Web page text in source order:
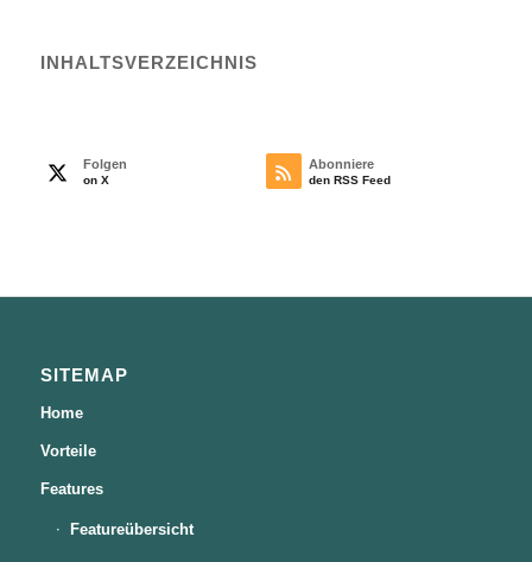
INHALTS­VERZEICHNIS
Folgen
on X
Abonniere
den RSS Feed
SITEMAP
Home
Vorteile
Features
Featureübersicht